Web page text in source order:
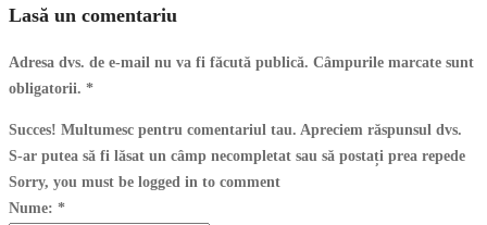
Lasă un comentariu
Adresa dvs. de e-mail nu va fi făcută publică. Câmpurile marcate sunt
obligatorii. *
Succes! Multumesc pentru comentariul tau. Apreciem răspunsul dvs.
S-ar putea să fi lăsat un câmp necompletat sau să postați prea repede
Sorry, you must be logged in to comment
Nume: *